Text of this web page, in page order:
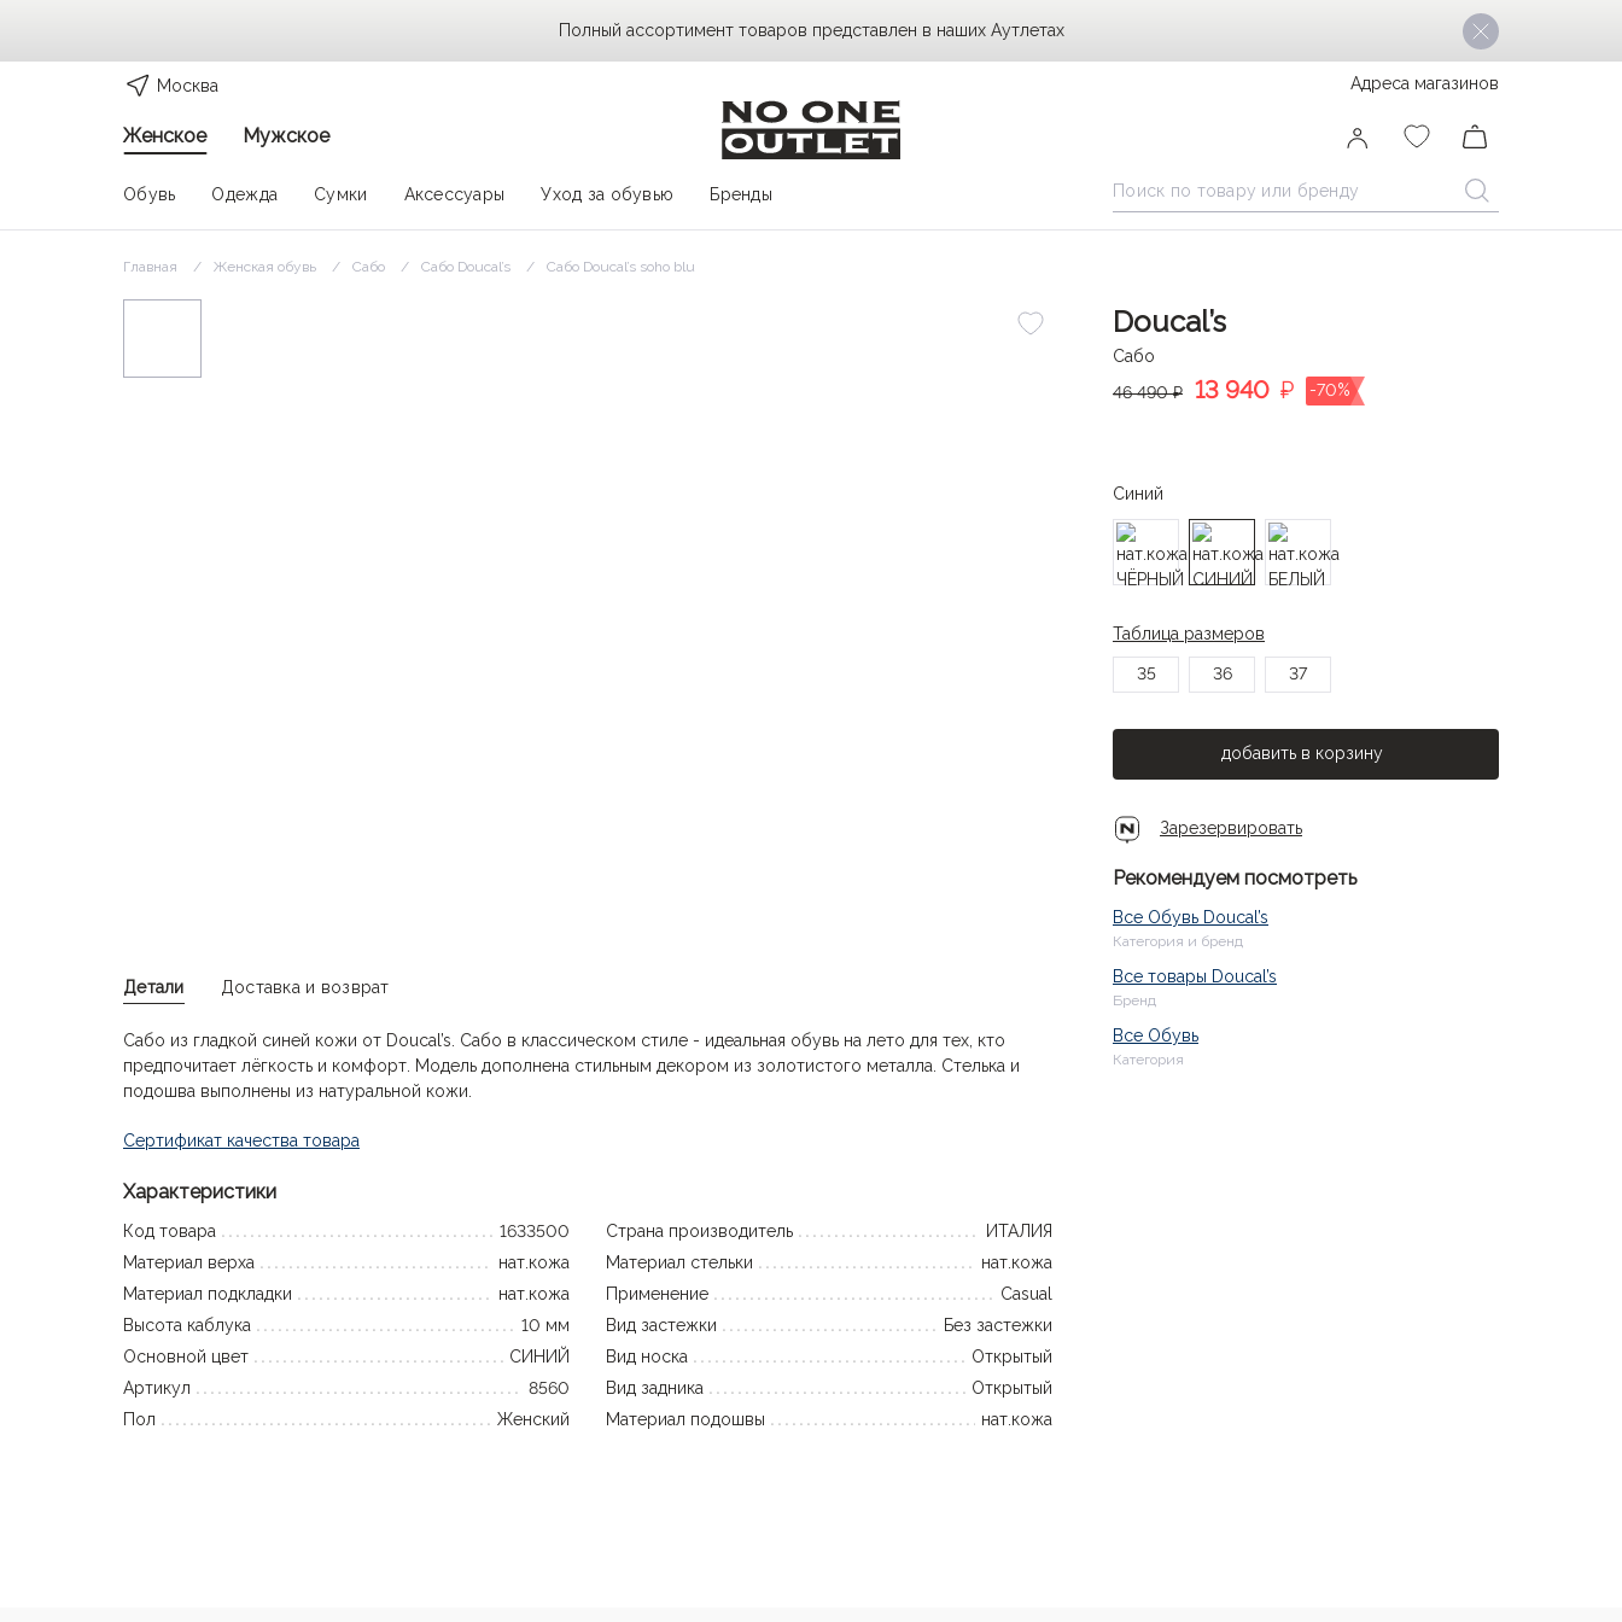
Главная Женская обувь Сабо Сабо Doucal’s Сабо Doucal’s soho blu
Doucal’s
Сабо
46 490 ₽
13 940 ₽ -70%
Синий
Таблица размеров
35 36 37
добавить в корзину
Зарезервировать
Рекомендуем посмотреть
Все Обувь Doucal’s
Категория и бренд
Все товары Doucal’s
Бренд
Все Обувь
Категория
Детали Доставка и возврат
Сабо из гладкой синей кожи от Doucal’s. Сабо в классическом стиле - идеальная обувь на лето для тех, кто
предпочитает лёгкость и комфорт. Модель дополнена стильным декором из золотистого металла. Стелька и
подошва выполнены из натуральной кожи.
Сертификат качества товара
Характеристики
Код товара
1633500
Материал верха
нат.кожа
Материал подкладки
нат.кожа
Высота каблука
10 мм
Основной цвет
СИНИЙ
Артикул
8560
Пол
Женский
Страна производитель
ИТАЛИЯ
Материал стельки
нат.кожа
Применение
Casual
Вид застежки
Без застежки
Вид носка
Открытый
Вид задника
Открытый
Материал подошвы
нат.кожа
Полный ассортимент товаров представлен в наших Аутлетах
Москва Адреса магазинов
Женское Мужское
Обувь Одежда Сумки Аксессуары Уход за обувью Бренды